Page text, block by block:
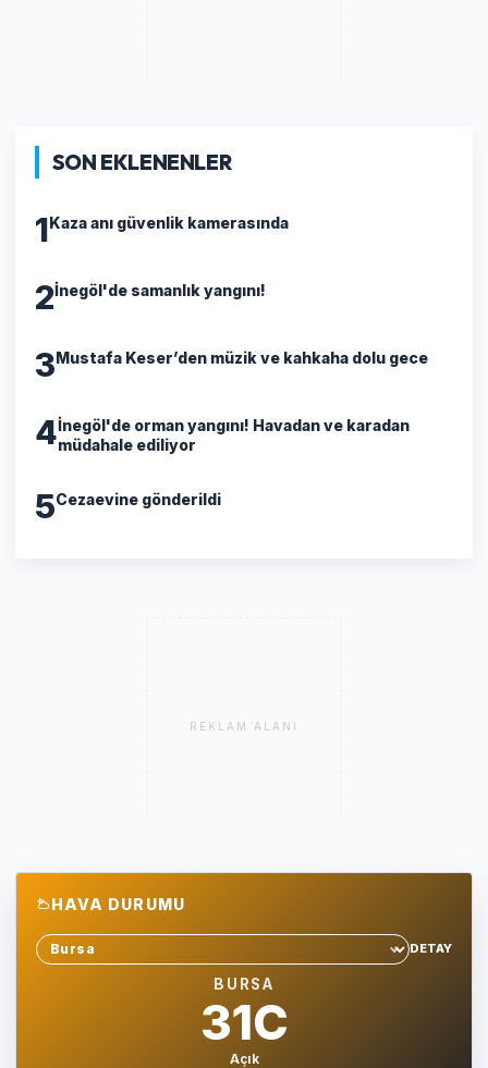
SON EKLENENLER
1Kaza anı güvenlik kamerasında
2İnegöl'de samanlık yangını!
3Mustafa Keser’den müzik ve kahkaha dolu gece
4İnegöl'de orman yangını! Havadan ve karadan
müdahale ediliyor
5Cezaevine gönderildi
REKLAM ALANI
HAVA DURUMU
Sehir sec
DETAY
BURSA
31C
Açık